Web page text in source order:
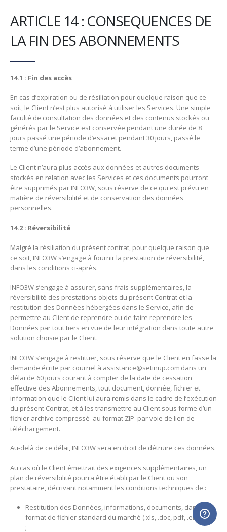
ARTICLE 14 : CONSEQUENCES DE
LA FIN DES ABONNEMENTS
14.1 : Fin des accès
En cas d’expiration ou de résiliation pour quelque raison que ce
soit, le Client n’est plus autorisé à utiliser les Services. Une simple
faculté de consultation des données et des contenus stockés ou
générés par le Service est conservée pendant une durée de 8
jours passé une période d’essai et pendant 30 jours, passé le
terme d’une période d’abonnement.
Le Client n’aura plus accès aux données et autres documents
stockés en relation avec les Services et ces documents pourront
être supprimés par INFO3W, sous réserve de ce qui est prévu en
matière de réversibilité et de conservation des données
personnelles.
14.2 : Réversibilité
Malgré la résiliation du présent contrat, pour quelque raison que
ce soit, INFO3W s’engage à fournir la prestation de réversibilité,
dans les conditions ci-après.
INFO3W s’engage à assurer, sans frais supplémentaires, la
réversibilité des prestations objets du présent Contrat et la
restitution des Données hébergées dans le Service, afin de
permettre au Client de reprendre ou de faire reprendre les
Données par tout tiers en vue de leur intégration dans toute autre
solution choisie par le Client.
INFO3W s’engage à restituer, sous réserve que le Client en fasse la
demande écrite par courriel à assistance@setinup.com dans un
délai de 60 jours courant à compter de la date de cessation
effective des Abonnements, tout document, donnée, fichier et
information que le Client lui aura remis dans le cadre de l’exécution
du présent Contrat, et à les transmettre au Client sous forme d’un
fichier archive compressé au format ZIP par voie de lien de
téléchargement.
Au-delà de ce délai, INFO3W sera en droit de détruire ces données.
Au cas où le Client émettrait des exigences supplémentaires, un
plan de réversibilité pourra être établi par le Client ou son
prestataire, décrivant notamment les conditions techniques de :
Restitution des Données, informations, documents, dans un
format de fichier standard du marché (.xls, .doc, pdf, .eml ; etc.)
;